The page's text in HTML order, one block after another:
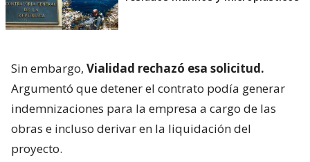
Sin embargo, Vialidad rechazó esa solicitud.
Argumentó que detener el contrato podía generar
indemnizaciones para la empresa a cargo de las
obras e incluso derivar en la liquidación del
proyecto.